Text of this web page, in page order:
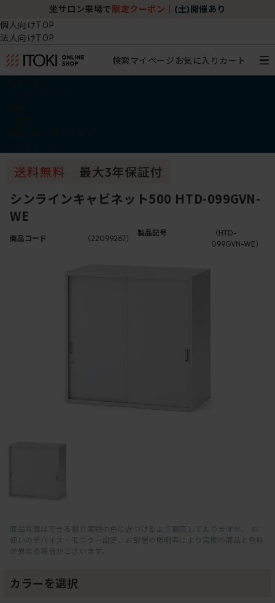
坐サロン来場で 限定クーポン (土)開催あり
個人向けTOP
法人向けTOP
検索マイページ お気に入り カート
シンラインキャビネット500 HTD-099GVN-
WE
商品コード （22099267）
製品記号
（HTD-
099GVN-WE）
商品写真はできる限り実物の色に近づけるよう徹底しておりますが、 お
使いのデバイス・モニター設定、お部屋の照明等により実際の商品と色味
が異なる場合がございます。
カラーを選択